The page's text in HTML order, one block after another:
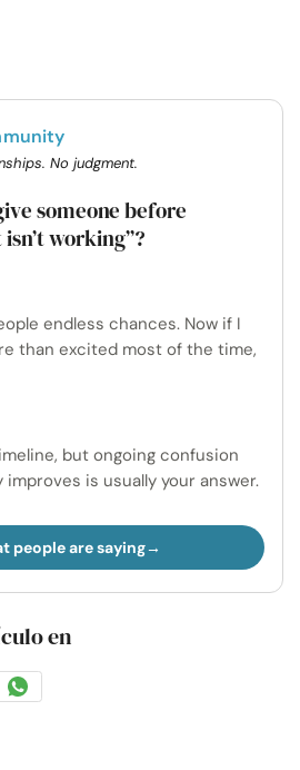
No judgment.
someone before
working”?
endless chances. Now if I
than excited most of the time,
but ongoing confusion
is usually your answer.
people are saying
en
Compartir